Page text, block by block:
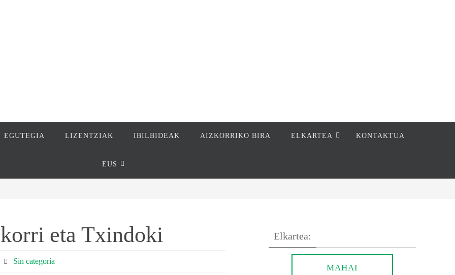
EGUTEGIA LIZENTZIAK IBILBIDEAK AIZKORRIKO BIRA ELKARTEA KONTAKTUA
EUS
eta Txindoki
Sin categoría
Elkartea:
MAHAI